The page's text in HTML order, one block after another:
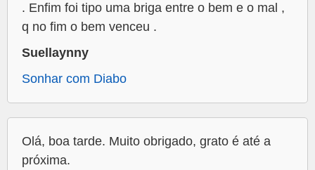
. Enfim foi tipo uma briga entre o bem e o mal ,
q no fim o bem venceu .
Suellaynny
Sonhar com Diabo
Olá, boa tarde. Muito obrigado, grato é até a
próxima.